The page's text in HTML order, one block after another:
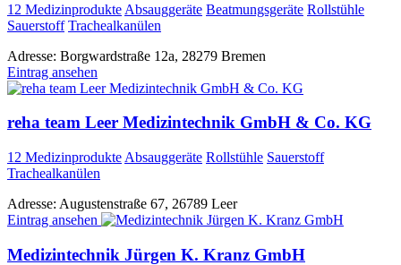
12 Medizinprodukte Absauggeräte Beatmungsgeräte Rollstühle
Sauerstoff Trachealkanülen
Adresse: Borgwardstraße 12a, 28279 Bremen
Eintrag ansehen
reha team Leer Medizintechnik GmbH & Co. KG
12 Medizinprodukte Absauggeräte Rollstühle Sauerstoff
Trachealkanülen
Adresse: Augustenstraße 67, 26789 Leer
Eintrag ansehen
Medizintechnik Jürgen K. Kranz GmbH